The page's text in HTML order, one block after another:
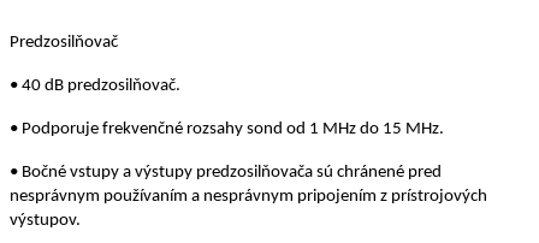
Predzosilňovač
• 40 dB predzosilňovač.
• Podporuje frekvenčné rozsahy sond od 1 MHz do 15 MHz.
• Bočné vstupy a výstupy predzosilňovača sú chránené pred
nesprávnym používaním a nesprávnym pripojením z prístrojových
výstupov.